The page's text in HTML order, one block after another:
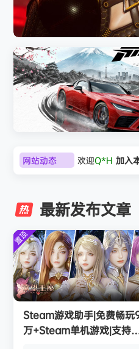
《刺客信条：黑
HYPERVISOR》
网站动态 欢迎e******i
欢迎0**3 加入
欢迎V****y 加
欢迎j***j 加入
欢迎1******4
l***g 签到获取
w******g 签
欢迎w******g
欢迎D****Z 加
最新发布文章
置顶
Steam游戏助手|免费畅玩
万+Steam单机游戏|支持D